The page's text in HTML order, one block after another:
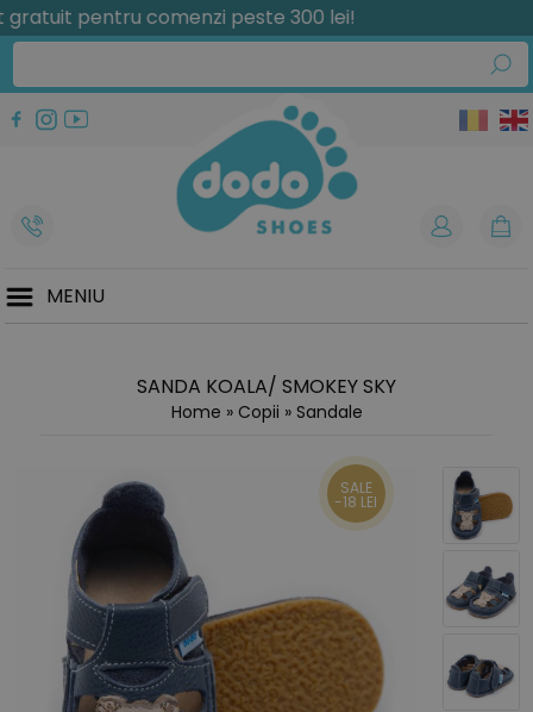
pentru comenzi peste 300 lei!
MENIU
SANDA KOALA/ SMOKEY SKY
Home » Copii » Sandale
SALE
-18 LEI